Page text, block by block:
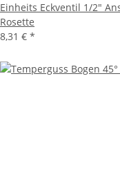
Einheits Eckventil 1/2"
Rosette
8,31 € *